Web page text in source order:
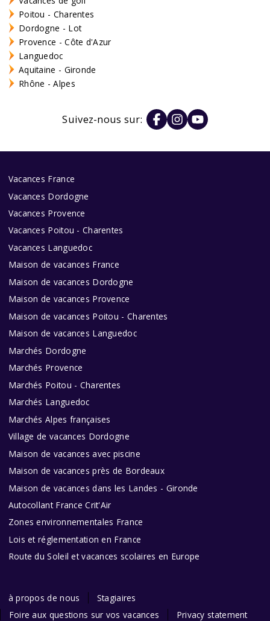
Poitou - Charentes
Dordogne - Lot
Provence - Côte d'Azur
Languedoc
Aquitaine - Gironde
Rhône - Alpes
Suivez-nous sur:
Vacances France
Vacances Dordogne
Vacances Provence
Vacances Poitou - Charentes
Vacances Languedoc
Maison de vacances France
Maison de vacances Dordogne
Maison de vacances Provence
Maison de vacances Poitou - Charentes
Maison de vacances Languedoc
Marchés Dordogne
Marchés Provence
Marchés Poitou - Charentes
Marchés Languedoc
Marchés Alpes françaises
Village de vacances Dordogne
Maison de vacances avec piscine
Maison de vacances près de Bordeaux
Maison de vacances dans les Landes - Gironde
Autocollant France Crit'Air
Zones environnementales France
Lois et réglementation en France
Route du Soleil et vacances scolaires en Europe
à propos de nous
Stagiaires
Foire aux questions sur vos vacances
Privacy statement